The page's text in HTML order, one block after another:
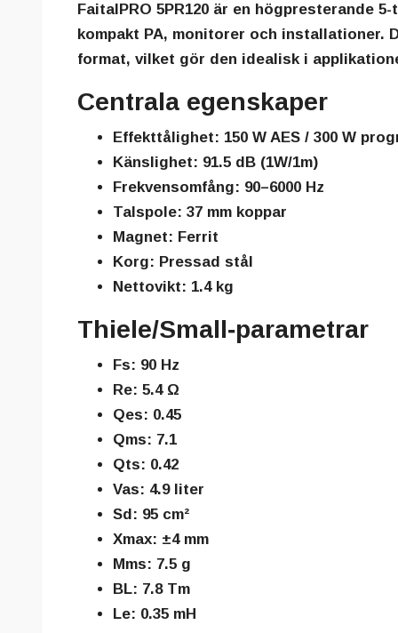
FaitalPRO 5PR120 är en högpresterande
kompakt PA, monitorer och
format, vilket gör den idealisk i
Centrala egenskaper
Effekttålighet: 150 W AES / 300 W
Känslighet: 91.5 dB (1W/1m)
Frekvensomfång: 90–6000 Hz
Talspole: 37 mm koppar
Magnet: Ferrit
Korg: Pressad stål
Nettovikt: 1.4 kg
Thiele/Small‑parametrar
Fs: 90 Hz
Re: 5.4 Ω
Qes: 0.45
Qms: 7.1
Qts: 0.42
Vas: 4.9 liter
Sd: 95 cm²
Xmax: ±4 mm
Mms: 7.5 g
BL: 7.8 Tm
Le: 0.35 mH